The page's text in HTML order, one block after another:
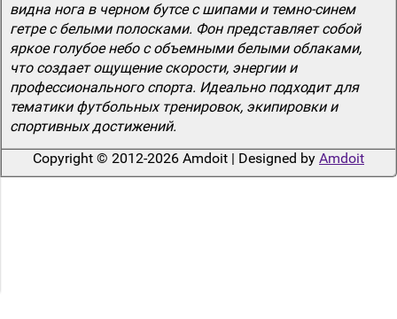
видна нога в черном бутсе с шипами и темно-синем
гетре с белыми полосками. Фон представляет собой
яркое голубое небо с объемными белыми облаками,
что создает ощущение скорости, энергии и
профессионального спорта. Идеально подходит для
тематики футбольных тренировок, экипировки и
спортивных достижений.
Copyright © 2012-2026 Amdoit | Designed by Amdoit